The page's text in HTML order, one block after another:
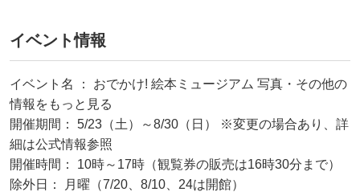
イベント情報
イベント名 ： おでかけ! 絵本ミュージアム 写真・その他の
情報をもっと見る
開催期間： 5/23（土）～8/30（日） ※変更の場合あり、詳
細は公式情報参照
開催時間： 10時～17時（観覧券の販売は16時30分まで）
除外日： 月曜（7/20、8/10、24は開館）